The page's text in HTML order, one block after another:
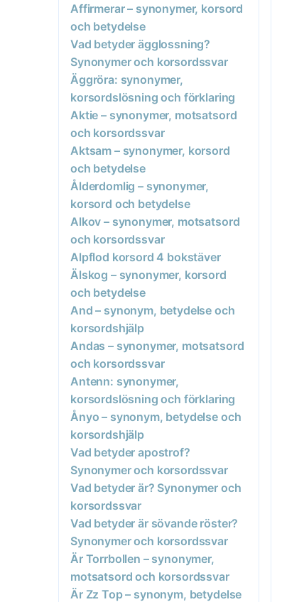
Affirmerar – synonymer, korsord
och betydelse
Vad betyder ägglossning?
Synonymer och korsordssvar
Äggröra: synonymer,
korsordslösning och förklaring
Aktie – synonymer, motsatsord
och korsordssvar
Aktsam – synonymer, korsord
och betydelse
Ålderdomlig – synonymer,
korsord och betydelse
Alkov – synonymer, motsatsord
och korsordssvar
Alpflod korsord 4 bokstäver
Älskog – synonymer, korsord
och betydelse
And – synonym, betydelse och
korsordshjälp
Andas – synonymer, motsatsord
och korsordssvar
Antenn: synonymer,
korsordslösning och förklaring
Ånyo – synonym, betydelse och
korsordshjälp
Vad betyder apostrof?
Synonymer och korsordssvar
Vad betyder är? Synonymer och
korsordssvar
Vad betyder är sövande röster?
Synonymer och korsordssvar
Är Torrbollen – synonymer,
motsatsord och korsordssvar
Är Zz Top – synonym, betydelse